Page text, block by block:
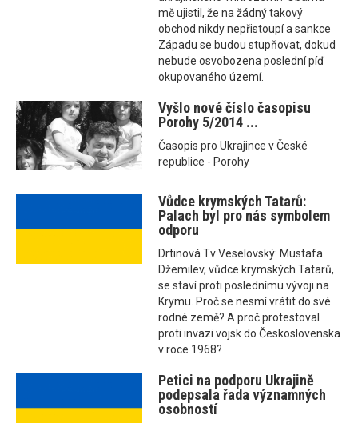
mě ujistil, že na žádný takový
obchod nikdy nepřistoupí a sankce
Západu se budou stupňovat, dokud
nebude osvobozena poslední píď
okupovaného území.
Vyšlo nové číslo časopisu
Porohy 5/2014 ...
Časopis pro Ukrajince v České
republice - Porohy
Vůdce krymských Tatarů:
Palach byl pro nás symbolem
odporu
Drtinová Tv Veselovský: Mustafa
Džemilev, vůdce krymských Tatarů,
se staví proti poslednímu vývoji na
Krymu. Proč se nesmí vrátit do své
rodné země? A proč protestoval
proti invazi vojsk do Československa
v roce 1968?
Petici na podporu Ukrajině
podepsala řada významných
osobností